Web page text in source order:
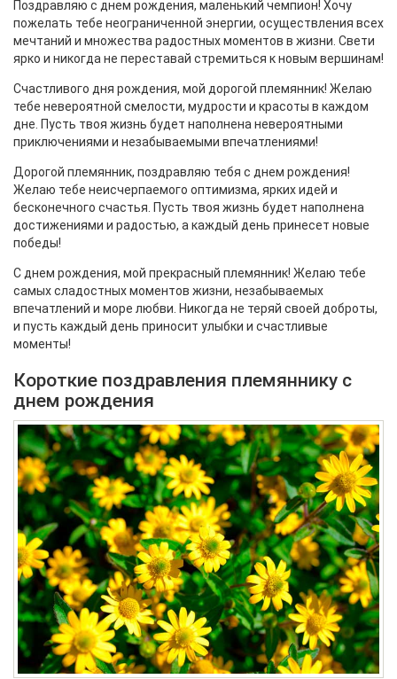
Поздравляю с днем рождения, маленький чемпион! Хочу
пожелать тебе неограниченной энергии, осуществления всех
мечтаний и множества радостных моментов в жизни. Свети
ярко и никогда не переставай стремиться к новым вершинам!
Счастливого дня рождения, мой дорогой племянник! Желаю
тебе невероятной смелости, мудрости и красоты в каждом
дне. Пусть твоя жизнь будет наполнена невероятными
приключениями и незабываемыми впечатлениями!
Дорогой племянник, поздравляю тебя с днем рождения!
Желаю тебе неисчерпаемого оптимизма, ярких идей и
бесконечного счастья. Пусть твоя жизнь будет наполнена
достижениями и радостью, а каждый день принесет новые
победы!
С днем рождения, мой прекрасный племянник! Желаю тебе
самых сладостных моментов жизни, незабываемых
впечатлений и море любви. Никогда не теряй своей доброты,
и пусть каждый день приносит улыбки и счастливые
моменты!
Короткие поздравления племяннику с
днем рождения